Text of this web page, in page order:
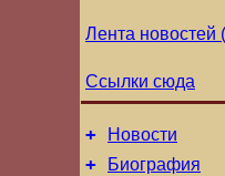
Лента новостей
Ссылки сюда
+ Новости
+ Биография